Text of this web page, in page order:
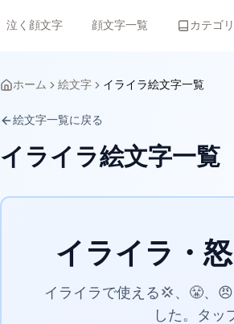
泣く顔文字 顔文字一覧 カテゴ
ホーム 絵文字 イライラ絵文字一覧
絵文字一覧に戻る
イライラ絵文字一覧
イライラ・
イライラで使える💢、😤、
した。タッ